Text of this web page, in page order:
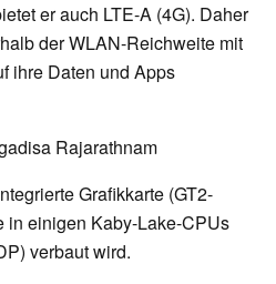
er auch LTE-A (4G). Daher
der WLAN-Reichweite mit
ihre Daten und Apps
Rajarathnam
Grafikkarte (GT2-
in einigen Kaby-Lake-CPUs
verbaut wird.